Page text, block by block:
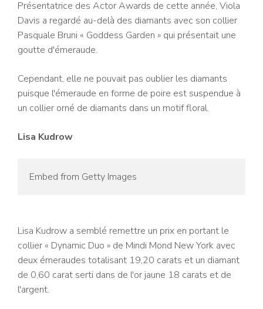
Présentatrice des Actor Awards de cette année, Viola
Davis a regardé au-delà des diamants avec son collier
Pasquale Bruni « Goddess Garden » qui présentait une
goutte d'émeraude.
Cependant, elle ne pouvait pas oublier les diamants
puisque l'émeraude en forme de poire est suspendue à
un collier orné de diamants dans un motif floral.
Lisa Kudrow
Embed from Getty Images
Lisa Kudrow a semblé remettre un prix en portant le
collier « Dynamic Duo » de Mindi Mond New York avec
deux émeraudes totalisant 19,20 carats et un diamant
de 0,60 carat serti dans de l'or jaune 18 carats et de
l'argent.